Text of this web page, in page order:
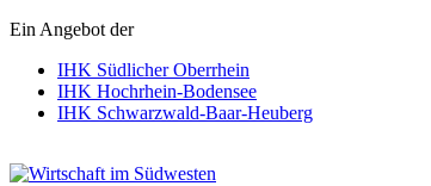
Ein Angebot der
IHK Südlicher Oberrhein
IHK Hochrhein-Bodensee
IHK Schwarzwald-Baar-Heuberg